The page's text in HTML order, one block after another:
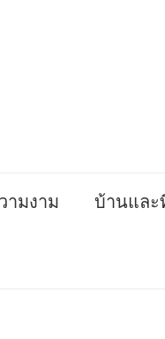
ามงาม บ้านและ